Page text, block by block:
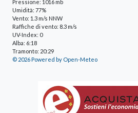
Pressione: 1016 mb
Umidità: 77%
Vento: 1.3 m/s NNW
Raffiche di vento: 8.3 m/s
UV-Index: 0
Alba: 6:18
Tramonto: 20:29
© 2026 Powered by Open-Meteo